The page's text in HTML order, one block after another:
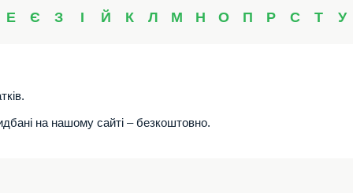
Е Є З І Й К Л М Н О П Р С Т У
на нашому сайті – безкоштовно.